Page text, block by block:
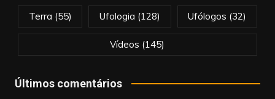
Terra (55) Ufologia (128) Ufólogos (32)
Vídeos (145)
Últimos comentários